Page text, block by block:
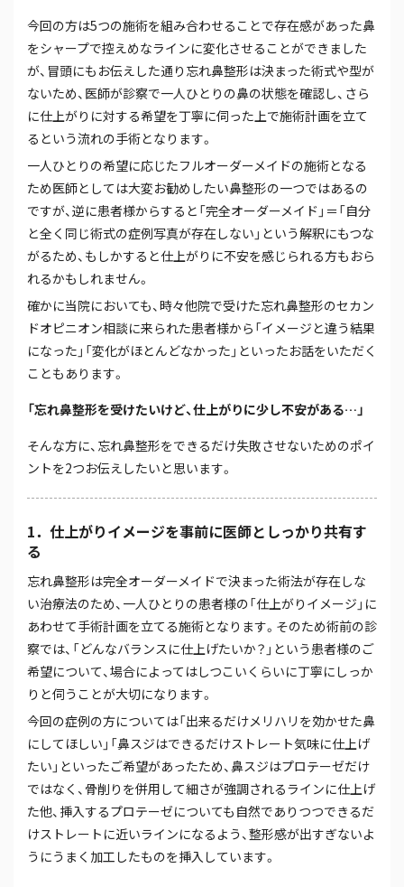
今回の方は5つの施術を組み合わせることで存在感があった鼻
をシャープで控えめなラインに変化させることができました
が、冒頭にもお伝えした通り忘れ鼻整形は決まった術式や型が
ないため、医師が診察で一人ひとりの鼻の状態を確認し、さら
に仕上がりに対する希望を丁寧に伺った上で施術計画を立て
るという流れの手術となります。
一人ひとりの希望に応じたフルオーダーメイドの施術となる
ため医師としては大変お勧めしたい鼻整形の一つではあるの
ですが、逆に患者様からすると「完全オーダーメイド」＝「自分
と全く同じ術式の症例写真が存在しない」という解釈にもつな
がるため、もしかすると仕上がりに不安を感じられる方もおら
れるかもしれません。
確かに当院においても、時々他院で受けた忘れ鼻整形のセカン
ドオピニオン相談に来られた患者様から「イメージと違う結果
になった」「変化がほとんどなかった」といったお話をいただく
こともあります。
「忘れ鼻整形を受けたいけど、仕上がりに少し不安がある…」
そんな方に、忘れ鼻整形をできるだけ失敗させないためのポイ
ントを2つお伝えしたいと思います。
1．仕上がりイメージを事前に医師としっかり共有す
る
忘れ鼻整形は完全オーダーメイドで決まった術法が存在しな
い治療法のため、一人ひとりの患者様の「仕上がりイメージ」に
あわせて手術計画を立てる施術となります。そのため術前の診
察では、「どんなバランスに仕上げたいか？」という患者様のご
希望について、場合によってはしつこいくらいに丁寧にしっか
りと伺うことが大切になります。
今回の症例の方については「出来るだけメリハリを効かせた鼻
にしてほしい」「鼻スジはできるだけストレート気味に仕上げ
たい」といったご希望があったため、鼻スジはプロテーゼだけ
ではなく、骨削りを併用して細さが強調されるラインに仕上げ
た他、挿入するプロテーゼについても自然でありつつできるだ
けストレートに近いラインになるよう、整形感が出すぎないよ
うにうまく加工したものを挿入しています。